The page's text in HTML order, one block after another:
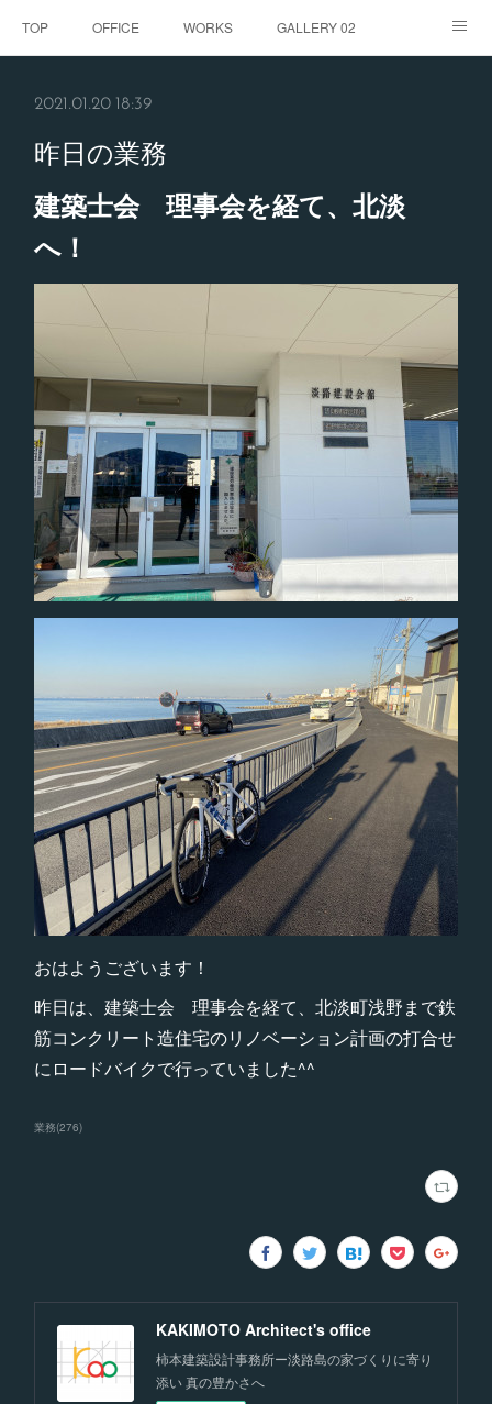
TOP OFFICE WORKS GALLERY 02
2021.01.20 18:39
昨日の業務
建築士会 理事会を経て、北淡
へ！
おはようございます！
昨日は、建築士会 理事会を経て、北淡町浅野まで鉄
筋コンクリート造住宅のリノベーション計画の打合せ
にロードバイクで行っていました^^
業務(276)
KAKIMOTO Architect's office
柿本建築設計事務所ー淡路島の家づくりに寄り
添い 真の豊かさへ